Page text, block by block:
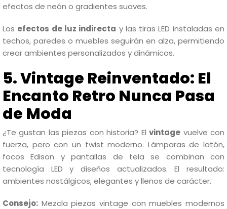
efectos de neón o gradientes suaves.
Los efectos de luz indirecta y las tiras LED instaladas en
techos, paredes o muebles seguirán en alza, permitiendo
crear ambientes personalizados y dinámicos.
5. Vintage Reinventado: El
Encanto Retro Nunca Pasa
de Moda
¿Te gustan las piezas con historia? Elvintage vuelve con
fuerza, pero con un twist moderno. Lámparas de latón,
focos Edison y pantallas de tela se combinan con
tecnología LED y diseños actualizados. El resultado:
ambientes nostálgicos, elegantes y llenos de carácter.
Consejo: Mezcla piezas vintage con muebles modernos